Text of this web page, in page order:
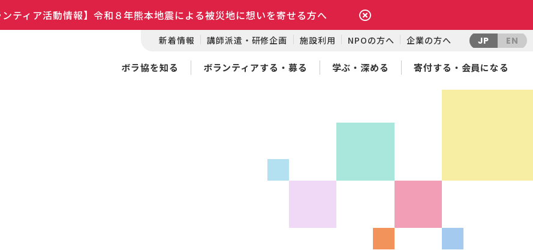
ンティア活動情報】令和８年熊本地震による被災地に想いを寄せる方へ
新着情報 講師派遣・研修企画 施設利用 NPOの方へ 企業の方へ JP EN
ボラ協を知る ボランティアする・募る 学ぶ・深める 寄付する・会員になる